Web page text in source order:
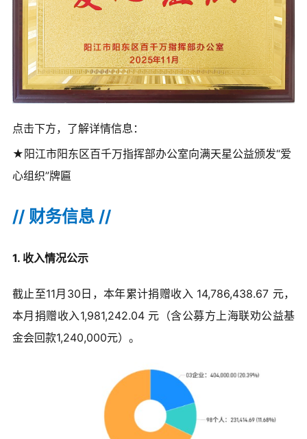
点击下方，了解详情信息：
★阳江市阳东区百千万指挥部办公室向满天星公益颁发“爱
心组织”牌匾
// 财务信息 //
1. 收入情况公示
截止至11月30日，本年累计捐赠收入 14,786,438.67 元，
本月捐赠收入1,981,242.04 元（含公募方上海联劝公益基
金会回款1,240,000元）。